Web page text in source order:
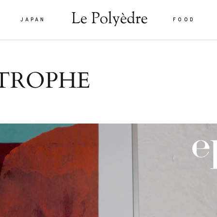
JAPAN Le Polyèdre FOOD
Le Polyèdre
vel eu
sed
sed
porta
JAPAN
FOOD